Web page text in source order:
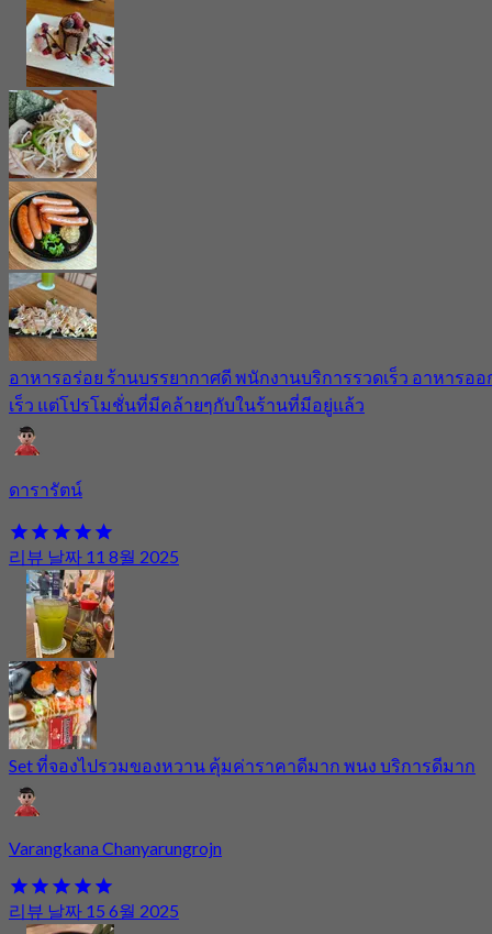
อาหารอร่อย ร้านบรรยากาศดี พนักงานบริการรวดเร็ว อาหารออ
เร็ว แต่โปรโมชั่นที่มีคล้ายๆกับในร้านที่มีอยู่แล้ว
ดารารัตน์
리뷰 날짜 11 8월 2025
Set ที่จองไปรวมของหวาน คุ้มค่าราคาดีมาก พนง บริการดีมาก
Varangkana Chanyarungrojn
리뷰 날짜 15 6월 2025